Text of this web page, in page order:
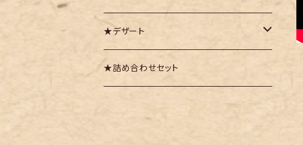
・越前紅ズワイガニ餃子
・餃子パーティセット
・福まんりっち
若狭牛の牛すきマン
・福まんチョコ
★デザート
・杏仁プリン
★詰め合わせセット